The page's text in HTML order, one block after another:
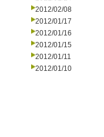
2012/02/08
2012/01/17
2012/01/16
2012/01/15
2012/01/11
2012/01/10